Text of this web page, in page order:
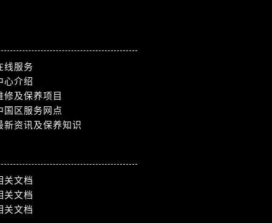
线服务
心介绍
修及保养项目
国区服务网点
新资讯及保养知识
关文档
关文档
关文档